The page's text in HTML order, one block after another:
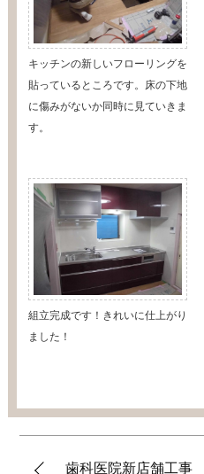
キッチンの新しいフローリングを
貼っているところです。床の下地
に傷みがないか同時に見ていきま
す。
組立完成です！きれいに仕上がり
ました！
歯科医院新店舗工事